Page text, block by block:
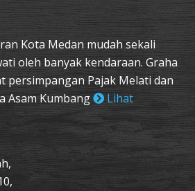
Kota Medan mudah sekali
oleh banyak kendaraan. Graha
persimpangan Pajak Melati dan
Asam Kumbang
Lihat